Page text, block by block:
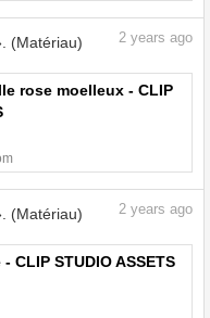
(Matériau) 2 years ago
rose moelleux - CLIP
(Matériau) 2 years ago
CLIP STUDIO ASSETS